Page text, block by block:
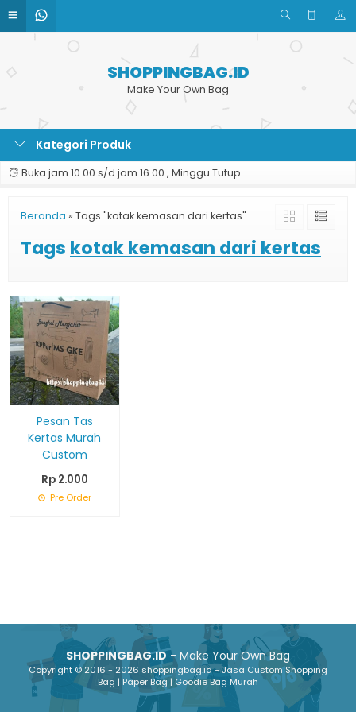
SHOPPINGBAG.ID
Make Your Own Bag
Kategori Produk
Buka jam 10.00 s/d jam 16.00 , Minggu Tutup
Beranda » Tags "kotak kemasan dari kertas"
Tags kotak kemasan dari kertas
Pesan Tas
Kertas Murah
Custom
Rp 2.000
Pre Order
SHOPPINGBAG.ID- Make Your Own Bag
Copyright © 2016 - 2026 shoppingbag.id - Jasa Custom Shopping
Bag | Paper Bag | Goodie Bag Murah